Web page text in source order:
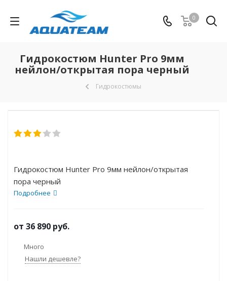
0
Гидрокостюм Hunter Pro 9мм
нейлон/открытая пора черный
Гидрокостюмы
Гидрокостюм Hunter Pro 9мм нейлон/открытая
пора черный
Подробнее
от 36 890 руб.
Много
Нашли дешевле?